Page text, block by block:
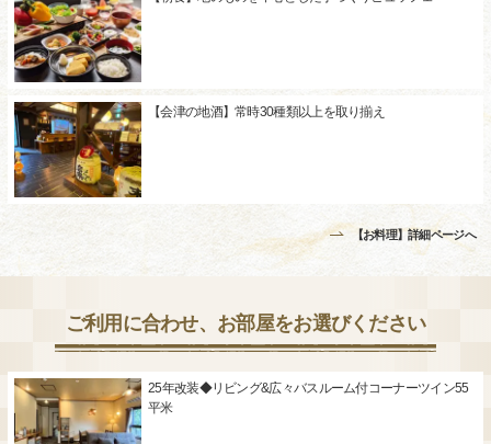
【会津の地酒】常時30種類以上を取り揃え
【お料理】詳細ページへ
ご利用に合わせ、お部屋をお選びください
25年改装◆リビング&広々バスルーム付コーナーツイン55
平米